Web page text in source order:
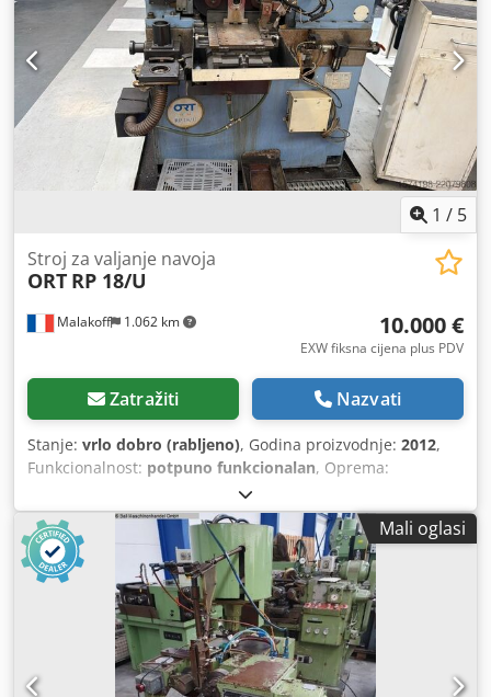
1 / 5
Malakoff 1.062 km
Stroj za valjanje navoja
ORT RP 18/U
10.000 €
EXW fiksna cijena plus PDV
Zatražiti Nazvati
Stanje: vrlo dobro (rabljeno), Godina proizvodnje: 2012,
Funkcionalnost: potpuno funkcionalan, Oprema:
, Stroj za namatanje mreža ORT
Italia CE certifikat Tip RP 18/U Godina proizvodnje 2012.
CNC upravljačka ploča Siemens SIMATIC OP17 Referenca:
F24 Dedpfx Ajzb Imaokvock 10.000 €, uključujući prijevoz
Mali oglasi